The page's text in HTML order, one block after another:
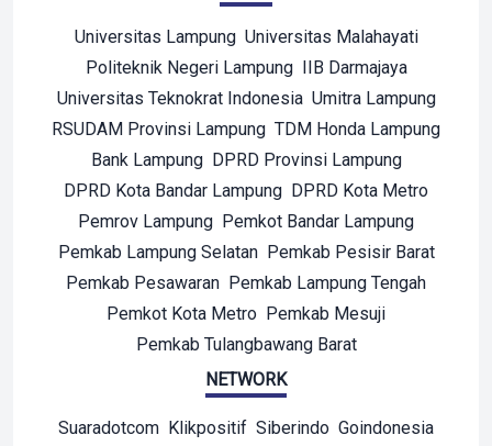
Universitas Lampung Universitas Malahayati
Politeknik Negeri Lampung IIB Darmajaya
Universitas Teknokrat Indonesia Umitra Lampung
RSUDAM Provinsi Lampung TDM Honda Lampung
Bank Lampung DPRD Provinsi Lampung
DPRD Kota Bandar Lampung DPRD Kota Metro
Pemrov Lampung Pemkot Bandar Lampung
Pemkab Lampung Selatan Pemkab Pesisir Barat
Pemkab Pesawaran Pemkab Lampung Tengah
Pemkot Kota Metro Pemkab Mesuji
Pemkab Tulangbawang Barat
NETWORK
Suaradotcom Klikpositif Siberindo Goindonesia